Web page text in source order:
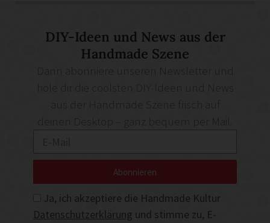
DIY-Ideen und News aus der
Handmade Szene
deinen Desktop – ganz bequem per Mail.
Ja, ich akzeptiere die Handmade Kultur
Datenschutzerklärung und stimme zu, E-
Abonnieren